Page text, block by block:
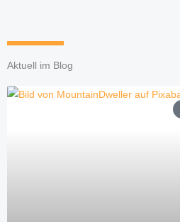
Aktuell im Blog